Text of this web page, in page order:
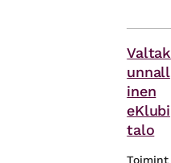
Valtak
unnall
inen
eKlubi
talo
Toimint